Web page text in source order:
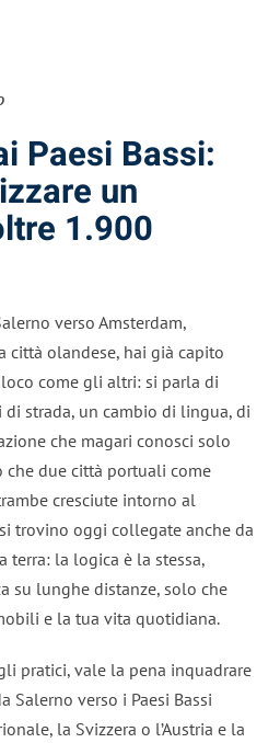
Paesi Bassi:
un
1.900
verso Amsterdam,
città olandese, hai già capito
come gli altri: si parla di
strada, un cambio di lingua, di
che magari conosci solo
che due città portuali come
cresciute intorno al
trovino oggi collegate anche da
terra: la logica è la stessa,
su lunghe distanze, solo che
e la tua vita quotidiana.
pratici, vale la pena inquadrare
Salerno verso i Paesi Bassi
la Svizzera o l’Austria e la